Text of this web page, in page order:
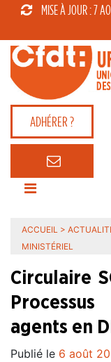
MISE À JOUR : 7
ADHÉRER ?
ACCUEIL >
MINISTÉRIEL
Circulaire
agents en
Publié le 6 août